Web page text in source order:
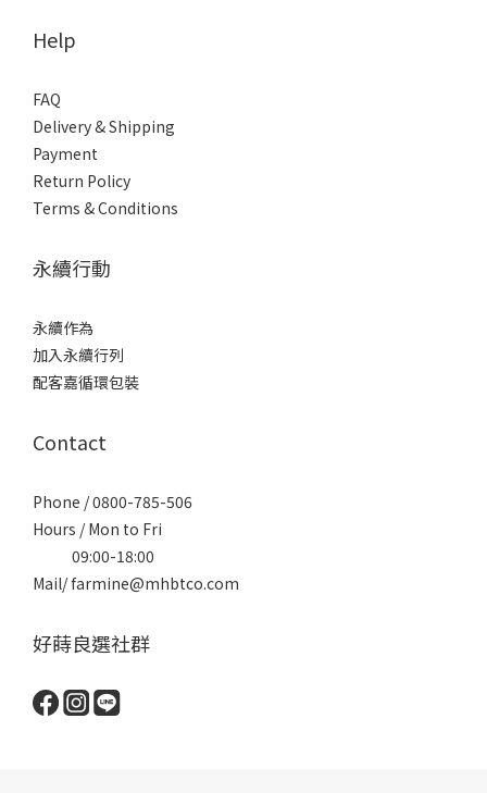
Help
FAQ
Delivery & Shipping
Payment
Return Policy
Terms & Conditions
永續行動
永續作為
加入永續行列
配客嘉循環包裝
Contact
Phone / 0800-785-506
Hours / Mon to Fri
09:00-18:00
Mail/ farmine@mhbtco.com
好蒔良選社群